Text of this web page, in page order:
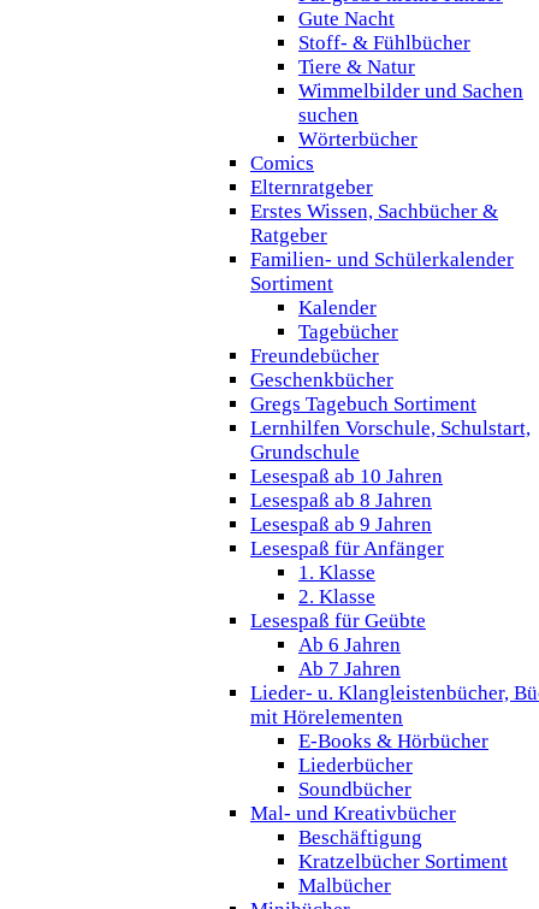
Gute Nacht
Stoff- & Fühlbücher
Tiere & Natur
Wimmelbilder und Sachen
suchen
Wörterbücher
Comics
Elternratgeber
Erstes Wissen, Sachbücher &
Ratgeber
Familien- und Schülerkalender
Sortiment
Kalender
Tagebücher
Freundebücher
Geschenkbücher
Gregs Tagebuch Sortiment
Lernhilfen Vorschule, Schulstart,
Grundschule
Lesespaß ab 10 Jahren
Lesespaß ab 8 Jahren
Lesespaß ab 9 Jahren
Lesespaß für Anfänger
1. Klasse
2. Klasse
Lesespaß für Geübte
Ab 6 Jahren
Ab 7 Jahren
Lieder- u. Klangleistenbücher,
mit Hörelementen
E-Books & Hörbücher
Liederbücher
Soundbücher
Mal- und Kreativbücher
Beschäftigung
Kratzelbücher Sortiment
Malbücher